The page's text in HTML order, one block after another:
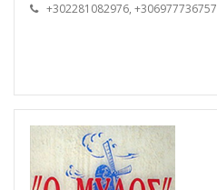
+302281082976, +306977736757